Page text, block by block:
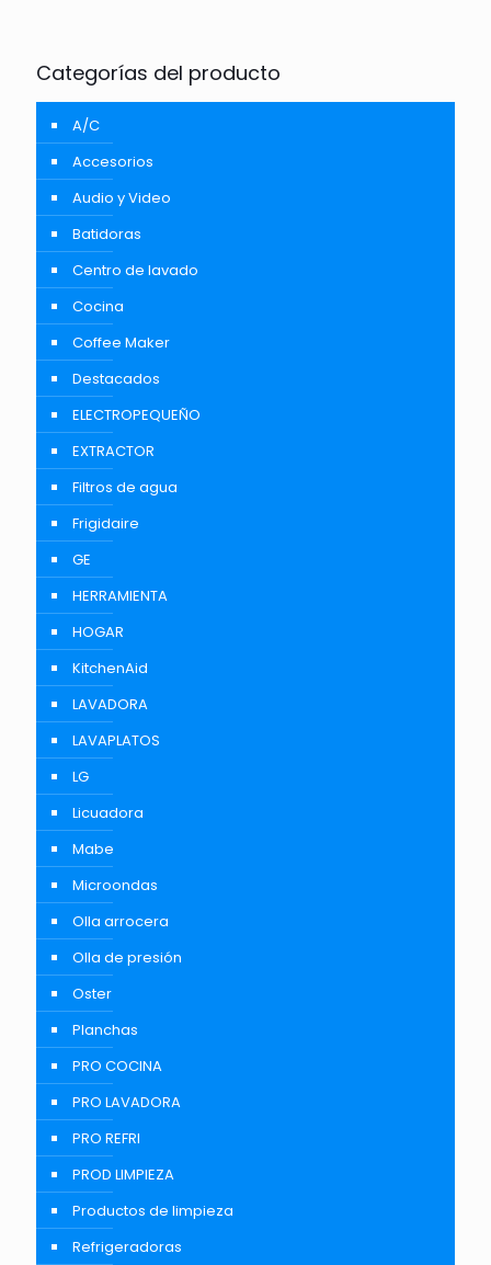
Categorías del producto
A/C
Accesorios
Audio y Video
Batidoras
Centro de lavado
Cocina
Coffee Maker
Destacados
ELECTROPEQUEÑO
EXTRACTOR
Filtros de agua
Frigidaire
GE
HERRAMIENTA
HOGAR
KitchenAid
LAVADORA
LAVAPLATOS
LG
Licuadora
Mabe
Microondas
Olla arrocera
Olla de presión
Oster
Planchas
PRO COCINA
PRO LAVADORA
PRO REFRI
PROD LIMPIEZA
Productos de limpieza
Refrigeradoras